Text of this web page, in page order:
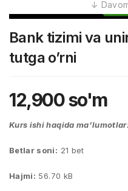
Bank tizimi va
tutga o’rni
12,900so'm
Kurs ishi haqida
Betlar soni: 21 bet
Hajmi: 56.70 kB